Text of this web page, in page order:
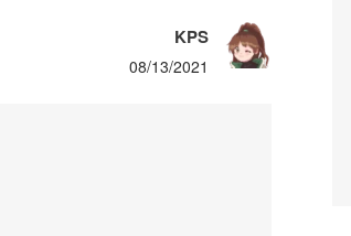
KPS
08/13/2021